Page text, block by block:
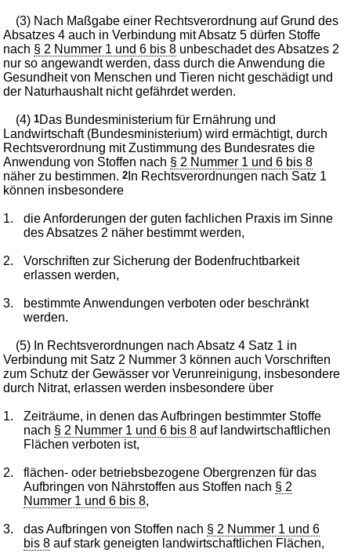
(3) Nach Maßgabe einer Rechtsverordnung auf Grund des
Absatzes 4 auch in Verbindung mit Absatz 5 dürfen Stoffe
nach § 2 Nummer 1 und 6 bis 8 unbeschadet des Absatzes 2
nur so angewandt werden, dass durch die Anwendung die
Gesundheit von Menschen und Tieren nicht geschädigt und
der Naturhaushalt nicht gefährdet werden.
(4)1Das Bundesministerium für Ernährung und
Landwirtschaft (Bundesministerium) wird ermächtigt, durch
Rechtsverordnung mit Zustimmung des Bundesrates die
Anwendung von Stoffen nach § 2 Nummer 1 und 6 bis 8
näher zu bestimmen.2 In Rechtsverordnungen nach Satz 1
können insbesondere
1.
die Anforderungen der guten fachlichen Praxis im Sinne
des Absatzes 2 näher bestimmt werden,
2.
Vorschriften zur Sicherung der Bodenfruchtbarkeit
erlassen werden,
3.
bestimmte Anwendungen verboten oder beschränkt
werden.
(5) In Rechtsverordnungen nach Absatz 4 Satz 1 in
Verbindung mit Satz 2 Nummer 3 können auch Vorschriften
zum Schutz der Gewässer vor Verunreinigung, insbesondere
durch Nitrat, erlassen werden insbesondere über
1.
Zeiträume, in denen das Aufbringen bestimmter Stoffe
nach § 2 Nummer 1 und 6 bis 8 auf landwirtschaftlichen
Flächen verboten ist,
2.
flächen- oder betriebsbezogene Obergrenzen für das
Aufbringen von Nährstoffen aus Stoffen nach § 2
Nummer 1 und 6 bis 8,
3. das Aufbringen von Stoffen nach § 2 Nummer 1 und 6
bis 8 auf stark geneigten landwirtschaftlichen Flächen,